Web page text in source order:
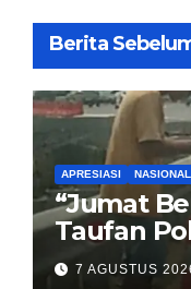
Berita
APRESIASI NASIONAL
“Jumat
Taufan
Bagikan
7 AGUSTUS